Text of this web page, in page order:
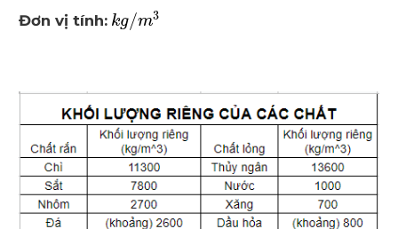
Đơn vị tính: k / m3